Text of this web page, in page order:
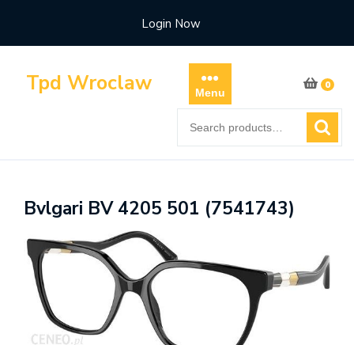
content
Login Now
Tpd Wroclaw Menu
0
for:
Bvlgari BV 4205 501 (7541743)